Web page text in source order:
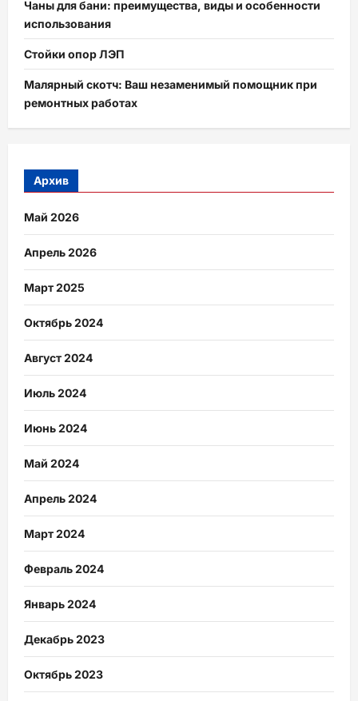
Чаны для бани: преимущества, виды и особенности
использования
Стойки опор ЛЭП
Малярный скотч: Ваш незаменимый помощник при
ремонтных работах
Архив
Май 2026
Апрель 2026
Март 2025
Октябрь 2024
Август 2024
Июль 2024
Июнь 2024
Май 2024
Апрель 2024
Март 2024
Февраль 2024
Январь 2024
Декабрь 2023
Октябрь 2023